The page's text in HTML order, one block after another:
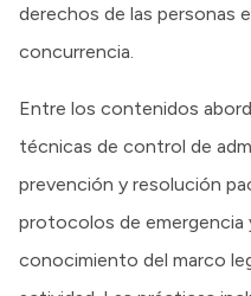
derechos de las personas
concurrencia.
Entre los contenidos
técnicas de control de
prevención y resolución
protocolos de emergencia
conocimiento del marco